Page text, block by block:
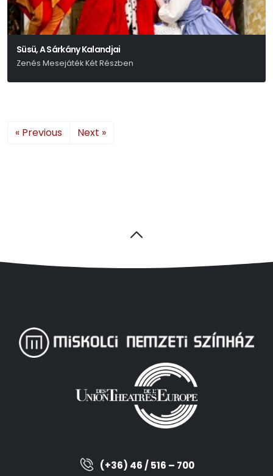
Süsü, A Sárkány Kalandjai
Zenés Mesejáték Két Részben
« Previous Next »
(+36) 46 / 516 – 700